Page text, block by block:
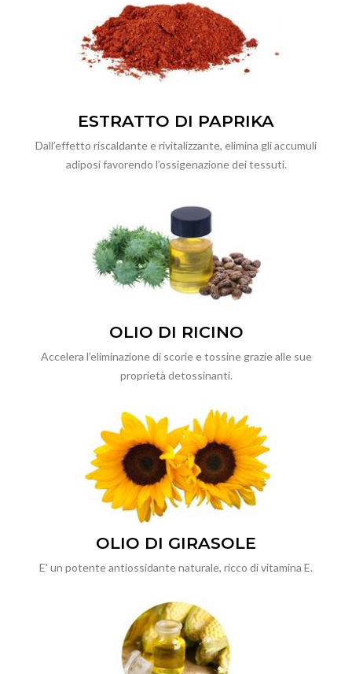
ESTRATTO DI PAPRIKA
Dall’effetto riscaldante e rivitalizzante, elimina gli accumuli
adiposi favorendo l’ossigenazione dei tessuti.
OLIO DI RICINO
Accelera l’eliminazione di scorie e tossine grazie alle sue
proprietà detossinanti.
OLIO DI GIRASOLE
E' un potente antiossidante naturale, ricco di vitamina E.